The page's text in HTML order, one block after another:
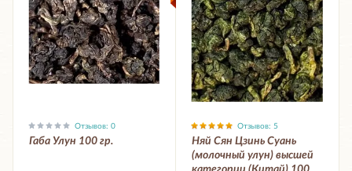
Отзывов: 0
Габа Улун 100 гр.
Отзывов: 5
Няй Сян Цзинь Суань
(молочный улун) высшей